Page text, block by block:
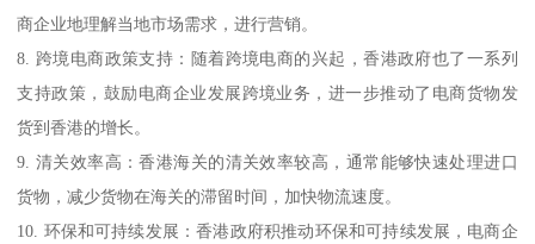
商企业地理解当地市场需求，进行营销。
8. 跨境电商政策支持：随着跨境电商的兴起，香港政府也了一系列
支持政策，鼓励电商企业发展跨境业务，进一步推动了电商货物发
货到香港的增长。
9. 清关效率高：香港海关的清关效率较高，通常能够快速处理进口
货物，减少货物在海关的滞留时间，加快物流速度。
10. 环保和可持续发展：香港政府积推动环保和可持续发展，电商企